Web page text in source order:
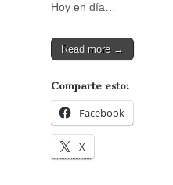
Hoy en día…
Read more →
Comparte esto:
Facebook
X